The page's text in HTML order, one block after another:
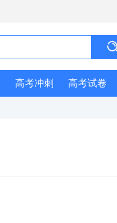
高考冲刺 高考试卷